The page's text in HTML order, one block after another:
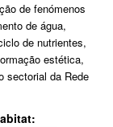
de fenómenos
de água,
de nutrientes,
estética,
sectorial da Rede